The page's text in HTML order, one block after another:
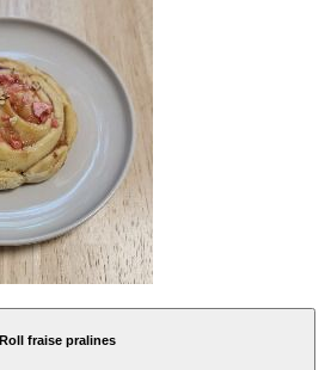
Roll fraise pralines